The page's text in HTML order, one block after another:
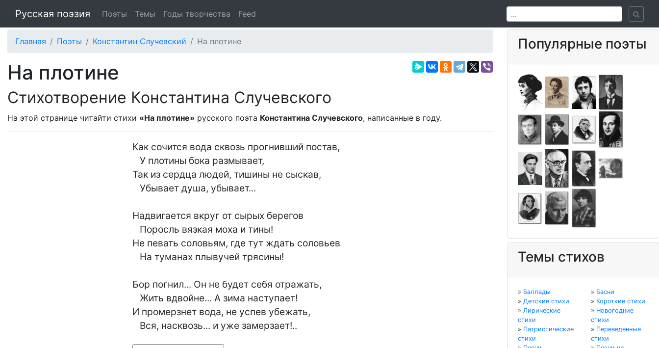
Русская поэзия Поэты Темы Годы творчества Feed
Главная Поэты Константин Случевский На плотине
На плотине
Стихотворение Константина Случевского
На этой странице читайти стихи «На плотине» русского поэта Константина Случевского, написанные в году.
Как сочится вода сквозь прогнивший постав,
Так из сердца людей, тишины не сыскав,
Надвигается вкруг от сырых берегов
Не певать соловьям, где тут ждать соловьев
Бор погнил... Он не будет себя отражать,
И промерзнет вода, не успев убежать,
   Вся, насквозь... и уже замерзает!..
Популярные поэты
Темы стихов
» Баллады » Басни
» Детские стихи » Короткие стихи
» Лирические
стихи
» Новогодние
стихи
» Патриотические
стихи
» Переведенные
стихи